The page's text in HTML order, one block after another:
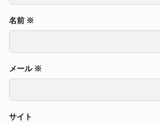
名前 ※
メール ※
サイト